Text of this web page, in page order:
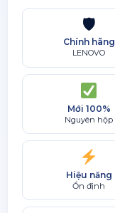
🛡
Chính hãng
LENOVO
Mới 100%
Nguyên hộp
Hiệu năng
Ổn định